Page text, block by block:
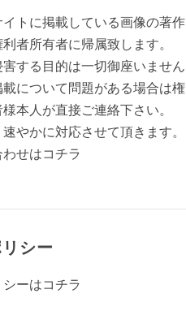
トに掲載している画像の著作
者所有者に帰属致します。
する目的は一切御座いません
について問題がある場合は権
本人が直接ご連絡下さい。
やかに対応させて頂きます。
せはコチラ
シー
ーはコチラ